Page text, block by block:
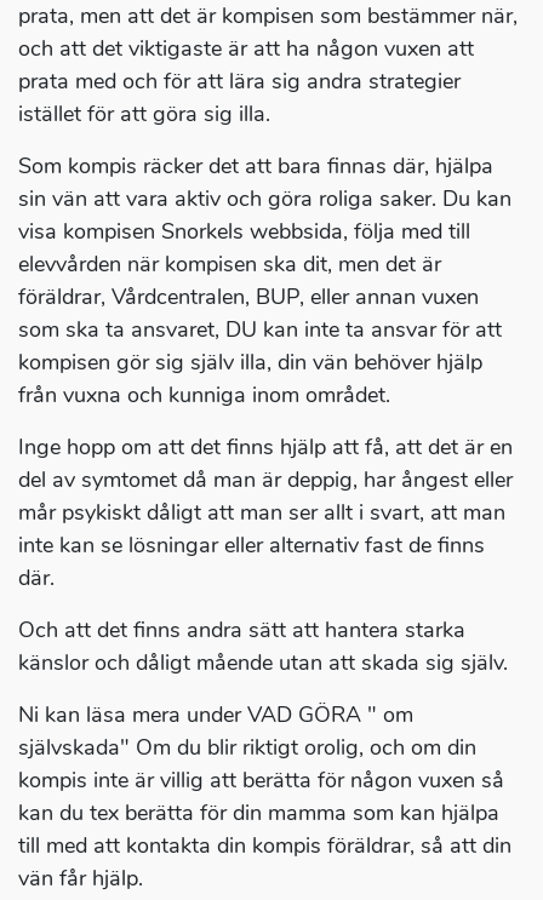
prata, men att det är kompisen som bestämmer när,
och att det viktigaste är att ha någon vuxen att
prata med och för att lära sig andra strategier
istället för att göra sig illa.
Som kompis räcker det att bara finnas där, hjälpa
sin vän att vara aktiv och göra roliga saker. Du kan
visa kompisen Snorkels webbsida, följa med till
elevvården när kompisen ska dit, men det är
föräldrar, Vårdcentralen, BUP, eller annan vuxen
som ska ta ansvaret, DU kan inte ta ansvar för att
kompisen gör sig själv illa, din vän behöver hjälp
från vuxna och kunniga inom området.
Inge hopp om att det finns hjälp att få, att det är en
del av symtomet då man är deppig, har ångest eller
mår psykiskt dåligt att man ser allt i svart, att man
inte kan se lösningar eller alternativ fast de finns
där.
Och att det finns andra sätt att hantera starka
känslor och dåligt mående utan att skada sig själv.
Ni kan läsa mera under VAD GÖRA " om
självskada" Om du blir riktigt orolig, och om din
kompis inte är villig att berätta för någon vuxen så
kan du tex berätta för din mamma som kan hjälpa
till med att kontakta din kompis föräldrar, så att din
vän får hjälp.